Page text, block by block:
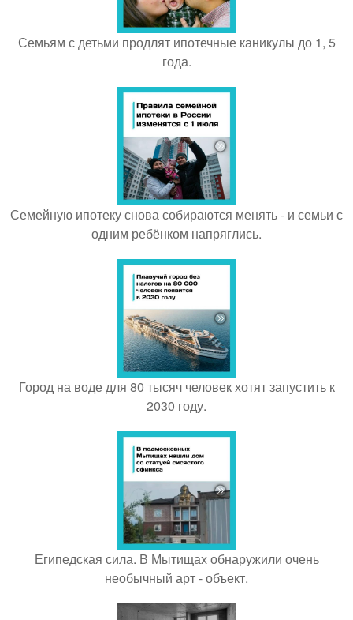
Семьям с детьми продлят ипотечные каникулы до 1, 5
года.
Семейную ипотеку снова собираются менять - и семьи с
одним ребёнком напряглись.
Город на воде для 80 тысяч человек хотят запустить к
2030 году.
Египедская сила. В Мытищах обнаружили очень
необычный арт - объект.